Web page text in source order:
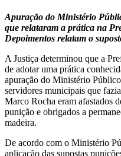
Apuração do Ministério
que relataram a prática na
Depoimentos relatam o
A Justiça determinou que a
de adotar uma prática
apuração do Ministério
servidores municipais que
Marco Rocha eram afastados
punição e obrigados a
madeira.
De acordo com o Ministério
aplicação das supostas